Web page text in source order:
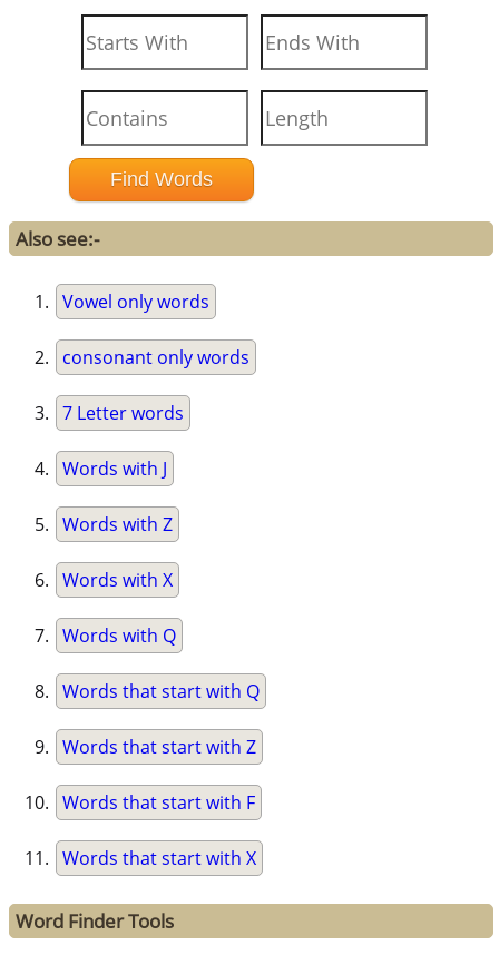
Also see:-
Vowel only words
consonant only words
7 Letter words
Words with J
Words with Z
Words with X
Words with Q
Words that start with Q
Words that start with Z
Words that start with F
Words that start with X
Word Finder Tools